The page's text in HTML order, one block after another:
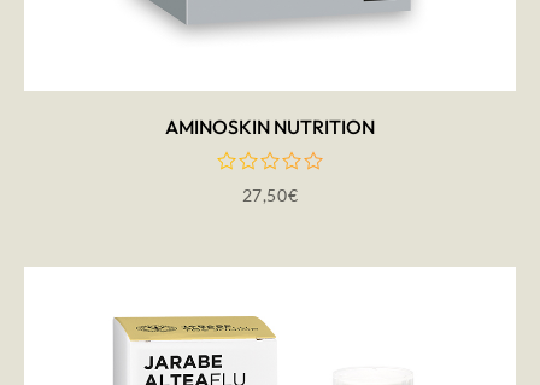
AMINOSKIN NUTRITION
27,50€